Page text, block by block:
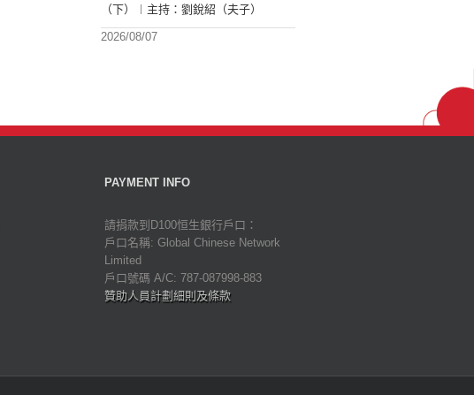
（下）︱主持：劉銳紹（夫子）
2026/08/07
PAYMENT INFO
請捐款到D100恒生銀行戶口：
戶口名稱: Global Chinese Network
Limited
戶口號碼 A/C: 787-087998-883
贊助人員計劃細則及條款